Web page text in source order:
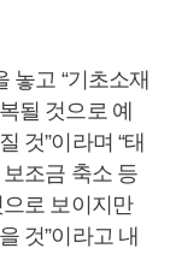
놓고 “기초소재
될 것으로 예
것”이라며 “태
조금 축소 등
로 보이지만
것”이라고 내